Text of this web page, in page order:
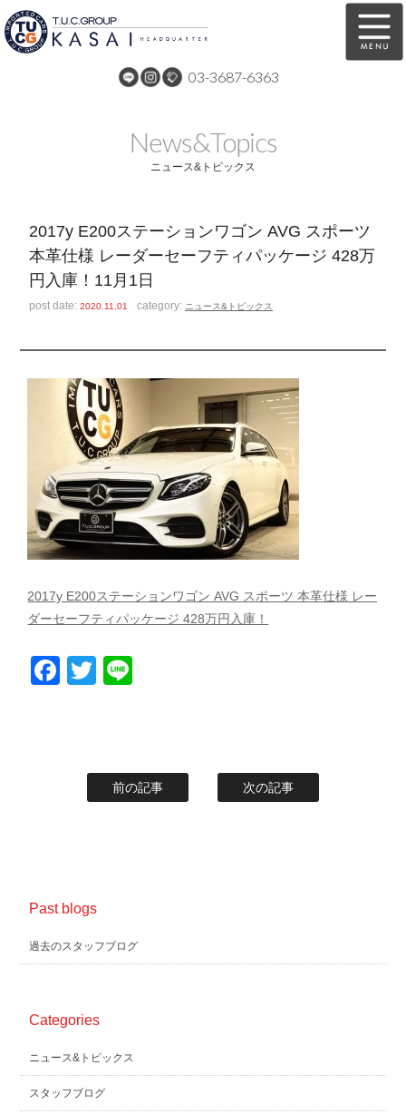
03-3687-6363
全国納車 特別作業
注文販売
お問い合わせ 会社概要
スタッフblog
ホーム T.U.C.GROUP
News&Topics
ニュース&トピックス
2017y E200ステーションワゴン AVG スポーツ
本革仕様 レーダーセーフティパッケージ 428万
円入庫！11月1日
post date:2020.11.01 category: ニュース&トピックス
2017y E200ステーションワゴン AVG スポーツ 本革仕様 レー
ダーセーフティパッケージ 428万円入庫！
Facebook
Twitter
前の記事 次の記事
Past blogs
過去のスタッフブログ
Categories
ニュース&トピックス
スタッフブログ